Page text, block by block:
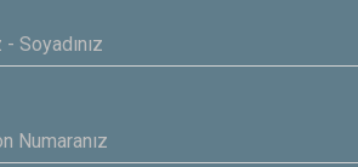
Yasar